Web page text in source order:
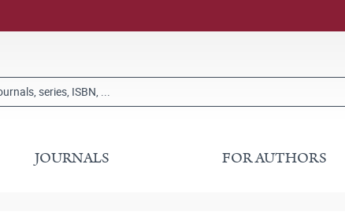
JOURNALS FOR AUTHORS